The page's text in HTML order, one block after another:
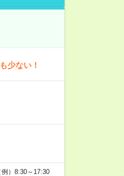
少ない！
）8:30～17:30